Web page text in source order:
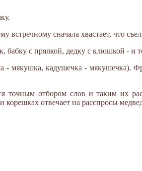
сначала хвастает, что
бабку с прялкой, дедку с клюшкой - и
мякушка, кадушечка - мякушечка).
точным отбором слов и таким их
отвечает на расспросы